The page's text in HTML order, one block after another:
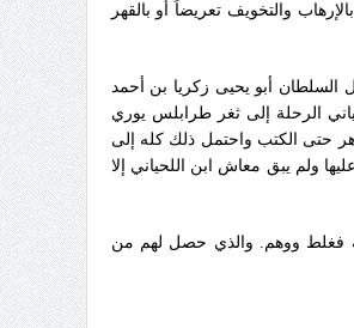
والتخويف تعريضاً أو بالقهر
السلطان أبو يحيى زكريا بن أحمد
الرحلة إلى ثغر طرابلس يوري
حتى الكتب واحتمل ذلك كله إلى
ولم يبق معاش ابن اللحياني إلا
فغلط ووهم‏.‏ والذي حصل لهم من